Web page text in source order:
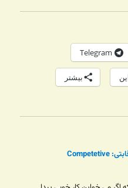
Telegram
بیشتر
کتابی برای لذت بردن از برنامه نویسی رقابتی: Competetive